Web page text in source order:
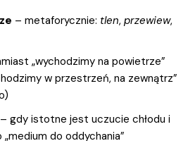
– metaforycznie: tlen, przewiew,
„wychodzimy na powietrze”
w przestrzeń, na zewnątrz”
– gdy istotne jest uczucie chłodu i
„medium do oddychania”